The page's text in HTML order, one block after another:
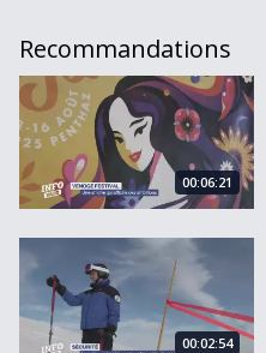
Recommandations
L&#039;affiche du Venoge
00:06:21
La police patrouille aussi
00:02:54